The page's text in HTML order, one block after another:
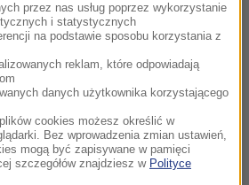
o Eriksenie: Odzyskaliśmy go
Eriksen miał zawał na boisku.
„Nie było problemów z
przez nas usług poprzez wykorzystanie
i statystycznych
na podstawie sposobu korzystania z
reklam, które odpowiadają
danych użytkownika korzystającego
cookies możesz określić w
Bez wprowadzenia zmian ustawień,
mogą być zapisywane w pamięci
szczegółów znajdziesz w Polityce